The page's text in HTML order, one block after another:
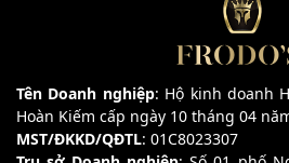
Tên Doanh nghiệp: Hộ kinh doanh
Hoàn Kiếm cấp ngày 10 tháng 04
MST/ĐKKD/QĐTL: 01C8023307